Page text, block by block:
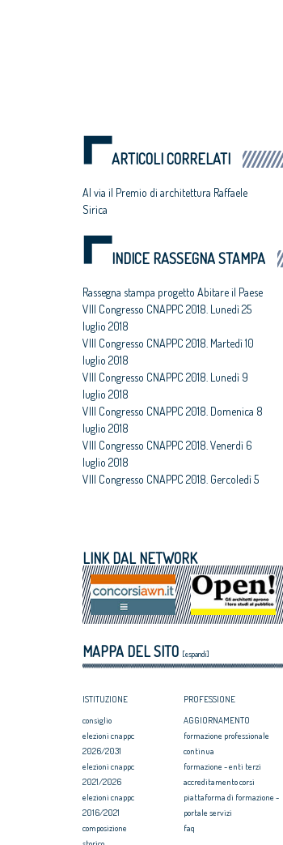
ARTICOLI CORRELATI
Al via il Premio di architettura Raffaele
Sirica
INDICE RASSEGNA STAMPA
Rassegna stampa progetto Abitare il Paese
VIII Congresso CNAPPC 2018. Lunedì 25
luglio 2018
VIII Congresso CNAPPC 2018. Martedì 10
luglio 2018
VIII Congresso CNAPPC 2018. Lunedì 9
luglio 2018
VIII Congresso CNAPPC 2018. Domenica 8
luglio 2018
VIII Congresso CNAPPC 2018. Venerdì 6
luglio 2018
VIII Congresso CNAPPC 2018. Gercoledì 5
luglio 2018
VIII Congresso CNAPPC 2018. Domenica 1
luglio 2018
LINK DAL NETWORK
MAPPA DEL SITO [espandi]
ISTITUZIONE
consiglio
elezioni cnappc
2026/2031
elezioni cnappc
2021/2026
elezioni cnappc
2016/2021
composizione
PROFESSIONE
AGGIORNAMENTO
formazione professionale
continua
formazione - enti terzi
accreditamento corsi
piattaforma di formazione -
portale servizi
faq